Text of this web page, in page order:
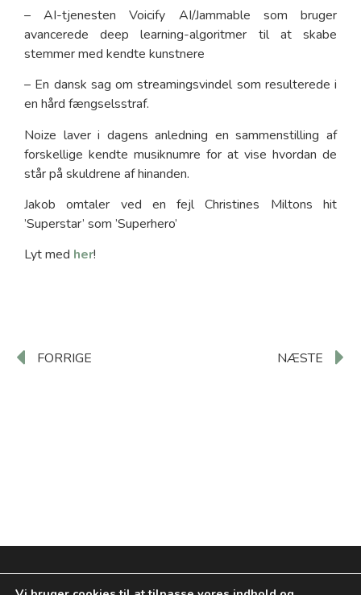
– AI-tjenesten Voicify AI/Jammable som bruger
avancerede deep learning-algoritmer til at skabe
stemmer med kendte kunstnere
– En dansk sag om streamingsvindel som resulterede i
en hård fængselsstraf.
Noize laver i dagens anledning en sammenstilling af
forskellige kendte musiknumre for at vise hvordan de
står på skuldrene af hinanden.
Jakob omtaler ved en fejl Christines Miltons hit
’Superstar’ som ’Superhero’
Lyt med her!
FORRIGE NÆSTE